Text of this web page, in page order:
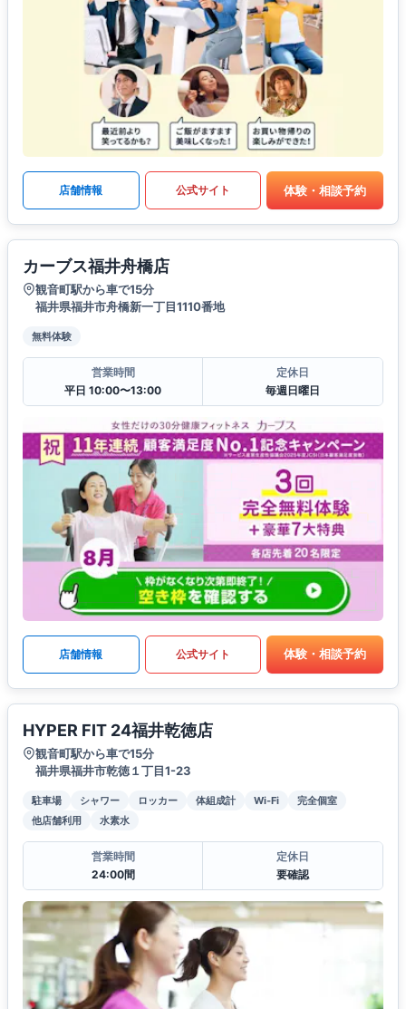
店舗情報 公式サイト 体験・相談予約
カーブス福井舟橋店
観音町駅から車で15分
福井県福井市舟橋新一丁目1110番地
無料体験
営業時間
平日 10:00〜13:00
定休日
毎週日曜日
店舗情報 公式サイト 体験・相談予約
HYPER FIT 24福井乾徳店
観音町駅から車で15分
福井県福井市乾徳１丁目1-23
駐車場 シャワー ロッカー 体組成計 Wi-Fi
完全個室
他店舗利用
水素水
営業時間
24:00間
定休日
要確認